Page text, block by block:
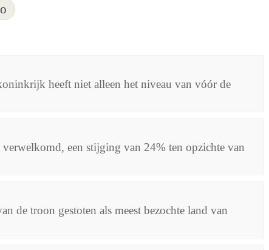
heeft niet alleen het niveau van vóór de
een stijging van 24% ten opzichte van
de troon gestoten als meest bezochte land van